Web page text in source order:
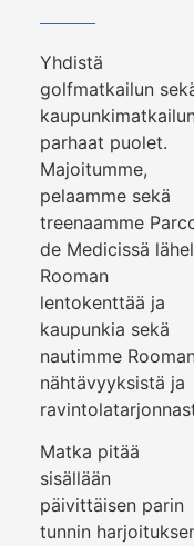
Yhdistä
golfmatkailun
parhaat puolet.
Majoitumme,
pelaamme sekä
treenaamme
de Medicissä
Rooman
lentokenttää ja
kaupunkia sekä
nautimme
nähtävyyksistä ja
Matka pitää
sisällään
päivittäisen parin
tunnin